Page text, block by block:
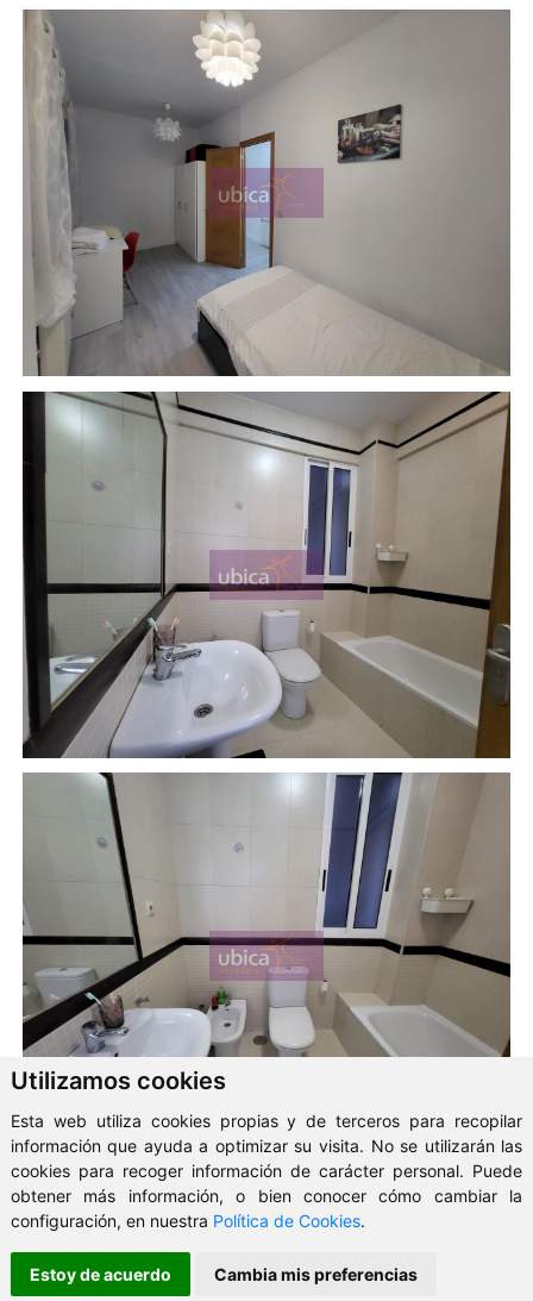
Utilizamos cookies
Esta web utiliza cookies propias y de terceros para recopilar
información que ayuda a optimizar su visita. No se utilizarán las
cookies para recoger información de carácter personal. Puede
obtener más información, o bien conocer cómo cambiar la
configuración, en nuestra Política de Cookies.
Estoy de acuerdo Cambia mis preferencias